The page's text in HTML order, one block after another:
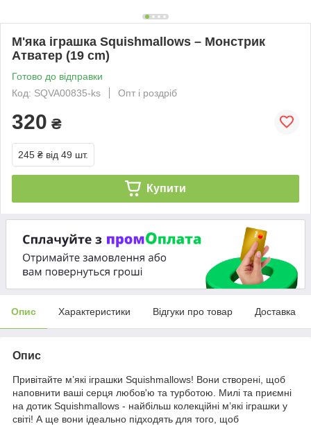
М'яка іграшка Squishmallows – Монстрик
Атватер (19 cm)
Готово до відправки
Код: SQVA00835-ks
Опт і роздріб
320 ₴
245 ₴ від 49 шт.
Купити
Опис Характеристики Відгуки про товар Доставка
Опис
Привітайте м’які іграшки Squishmallows! Вони створені, щоб
наповнити ваші серця любов'ю та турботою. Милі та приємні
на дотик Squishmallows - найбільш колекційні м’які іграшки у
світі! А ще вони ідеально підходять для того, щоб